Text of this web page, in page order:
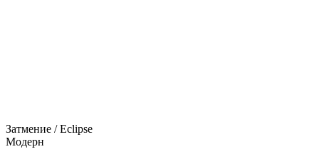
Затмение / Eclipse
Модерн